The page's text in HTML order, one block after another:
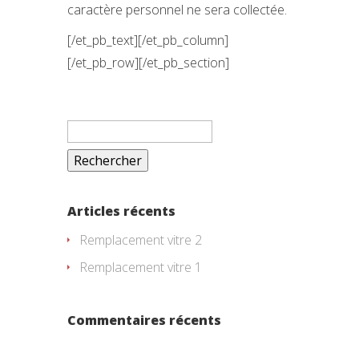
caractère personnel ne sera collectée.
[/et_pb_text][/et_pb_column]
[/et_pb_row][/et_pb_section]
Rechercher :
Articles récents
Remplacement vitre 2
Remplacement vitre 1
Commentaires récents